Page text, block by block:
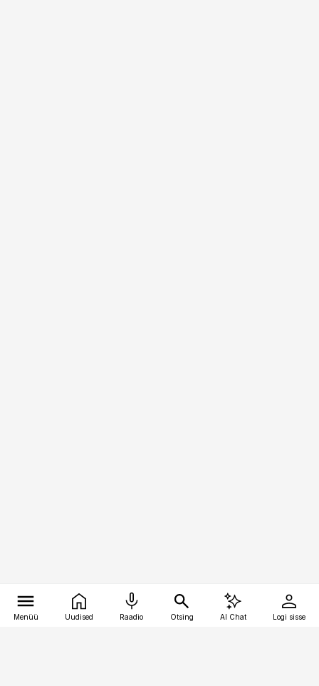
Menüü Uudised Raadio Otsing AI Chat Logi sisse